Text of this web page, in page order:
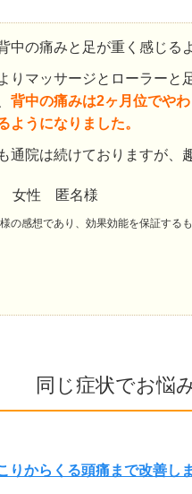
中の痛みと足が重く感じる
りマッサージとローラーと
背中の痛みは2ヶ月位でや
ようになりました。
通院は続けておりますが、
女性 匿名様
の感想であり、効果効能を保証するも
同じ症状でお悩
りからくる頭痛まで改善し